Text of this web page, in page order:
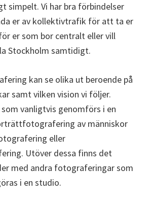
simpelt. Vi har bra förbindelser
er av kollektivtrafik för att ta er
er som bor centralt eller vill
Stockholm samtidigt.
kan se olika ut beroende på
samt vilken vision vi följer.
vanligtvis genomförs i en
av människor
eller
Utöver dessa finns det
med andra fotograferingar som
i en studio.